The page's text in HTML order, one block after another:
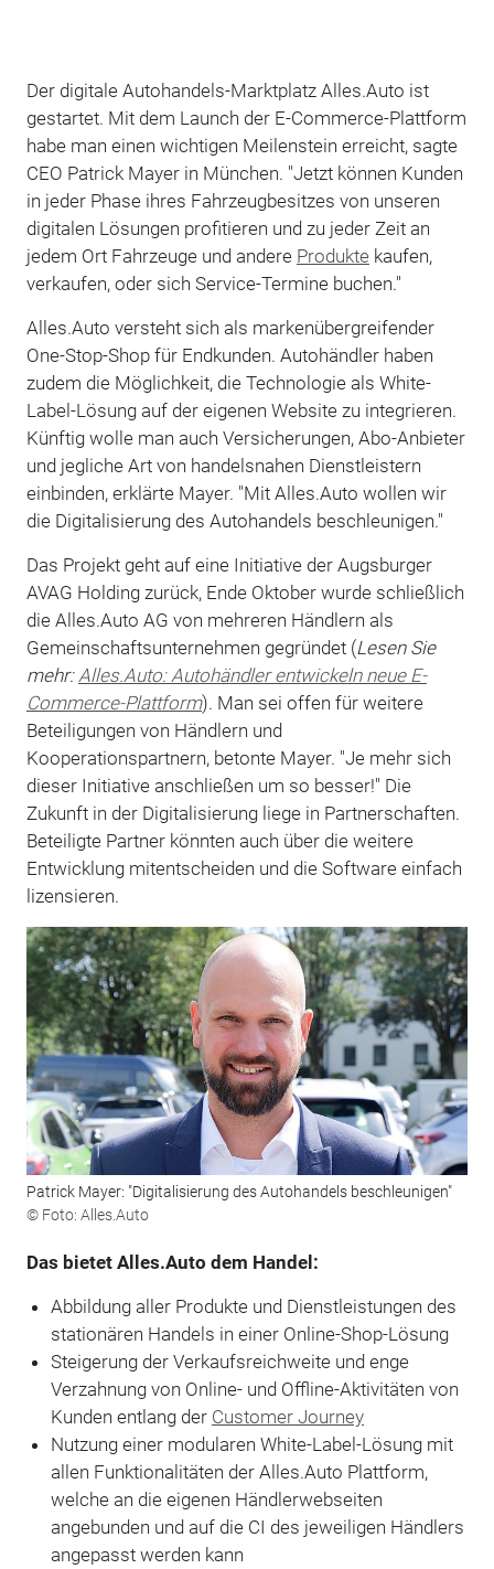
Der digitale Autohandels-Marktplatz Alles.Auto ist
gestartet. Mit dem Launch der E-Commerce-Plattform
habe man einen wichtigen Meilenstein erreicht, sagte
CEO Patrick Mayer in München. "Jetzt können Kunden
in jeder Phase ihres Fahrzeugbesitzes von unseren
digitalen Lösungen profitieren und zu jeder Zeit an
jedem Ort Fahrzeuge und andere Produkte kaufen,
verkaufen, oder sich Service-Termine buchen."
Alles.Auto versteht sich als markenübergreifender
One-Stop-Shop für Endkunden. Autohändler haben
zudem die Möglichkeit, die Technologie als White-
Label-Lösung auf der eigenen Website zu integrieren.
Künftig wolle man auch Versicherungen, Abo-Anbieter
und jegliche Art von handelsnahen Dienstleistern
einbinden, erklärte Mayer. "Mit Alles.Auto wollen wir
die Digitalisierung des Autohandels beschleunigen."
Das Projekt geht auf eine Initiative der Augsburger
AVAG Holding zurück, Ende Oktober wurde schließlich
die Alles.Auto AG von mehreren Händlern als
Gemeinschaftsunternehmen gegründet (Lesen Sie
mehr: Alles.Auto: Autohändler entwickeln neue E-
Commerce-Plattform). Man sei offen für weitere
Beteiligungen von Händlern und
Kooperationspartnern, betonte Mayer. "Je mehr sich
dieser Initiative anschließen um so besser!" Die
Zukunft in der Digitalisierung liege in Partnerschaften.
Beteiligte Partner könnten auch über die weitere
Entwicklung mitentscheiden und die Software einfach
lizensieren.
Patrick Mayer: "Digitalisierung des Autohandels beschleunigen"
© Foto: Alles.Auto
Das bietet Alles.Auto dem Handel:
Abbildung aller Produkte und Dienstleistungen des
stationären Handels in einer Online-Shop-Lösung
Steigerung der Verkaufsreichweite und enge
Verzahnung von Online- und Offline-Aktivitäten von
Kunden entlang der Customer Journey
Nutzung einer modularen White-Label-Lösung mit
allen Funktionalitäten der Alles.Auto Plattform,
welche an die eigenen Händlerwebseiten
angebunden und auf die CI des jeweiligen Händlers
angepasst werden kann